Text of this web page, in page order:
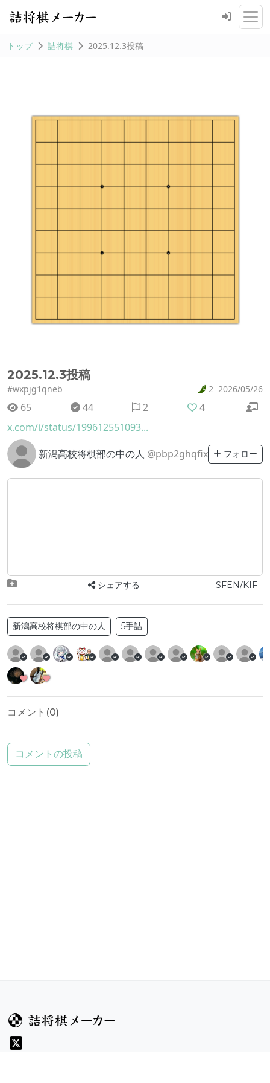
トップ 詰将棋 2025.12.3投稿
2025.12.3投稿
#wxpjg1qneb 2 2026/05/26
65 44 2
4
x.com/i/status/199612551093...
新潟高校将棋部の中の人 @pbp2ghqfix フォロー
シェアする SFEN/KIF
新潟高校将棋部の中の人 5手詰
コメント(0)
コメントの投稿